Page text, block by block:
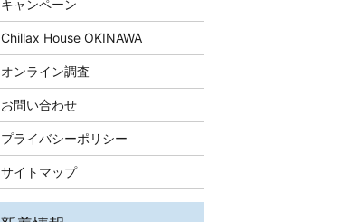
キャンペーン
Chillax House OKINAWA
オンライン調査
お問い合わせ
プライバシーポリシー
サイトマップ